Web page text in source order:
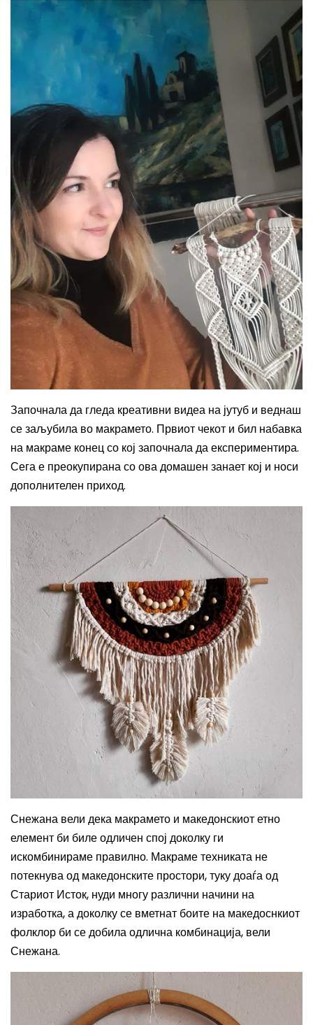
Започнала да гледа креативни видеа на јутуб и веднаш
се заљубила во макрамето. Првиот чекот и бил набавка
на макраме конец со кој започнала да експериментира.
Сега е преокупирана со ова домашен занает кој и носи
дополнителен приход.
Снежана вели дека макрамето и македонскиот етно
елемент би биле одличен спој доколку ги
искомбинираме правилно. Макраме техниката не
потекнува од македонските простори, туку доаѓа од
Стариот Исток, нуди многу различни начини на
изработка, а доколку се вметнат боите на македоснкиот
фолклор би се добила одлична комбинација, вели
Снежана.